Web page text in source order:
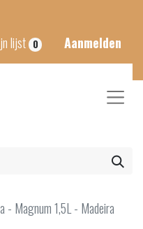
lijst 0 Aanmelden
- Magnum 1,5L - Madeira